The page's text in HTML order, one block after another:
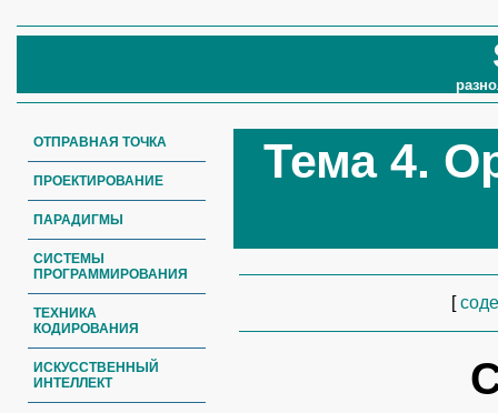
ОТПРАВНАЯ ТОЧКА
ПРОЕКТИРОВАНИЕ
ПАРАДИГМЫ
СИСТЕМЫ
ПРОГРАММИРОВАНИЯ
ТЕХНИКА
КОДИРОВАНИЯ
ИСКУССТВЕННЫЙ
ИНТЕЛЛЕКТ
Тема 4.
[